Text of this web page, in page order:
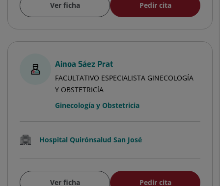
Ver ficha Pedir cita
Ainoa Sáez Prat
FACULTATIVO ESPECIALISTA GINECOLOGÍA
Y OBSTETRICÍA
Ginecología y Obstetricia
Hospital Quirónsalud San José
Ver ficha Pedir cita